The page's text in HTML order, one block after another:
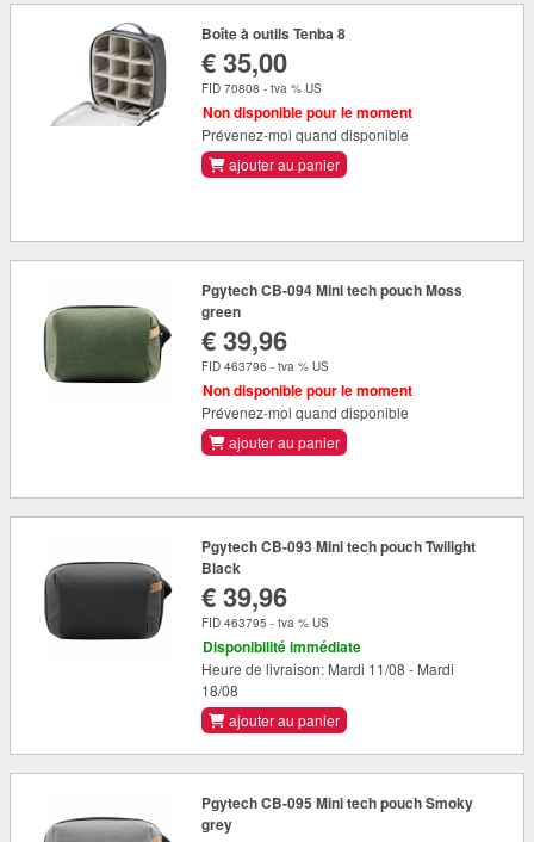
Boîte à outils Tenba 8
€ 35,00
FID 70808 - tva % US
Non disponible pour le moment
Prévenez-moi quand disponible
ajouter au panier
Pgytech CB-094 Mini tech pouch Moss
green
€ 39,96
FID 463796 - tva % US
Non disponible pour le moment
Prévenez-moi quand disponible
ajouter au panier
Pgytech CB-093 Mini tech pouch Twilight
Black
€ 39,96
FID 463795 - tva % US
Disponibilité immédiate
Heure de livraison: Mardi 11/08 - Mardi
18/08
ajouter au panier
Pgytech CB-095 Mini tech pouch Smoky
grey